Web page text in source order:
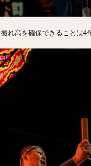
れ高を確保できることは4